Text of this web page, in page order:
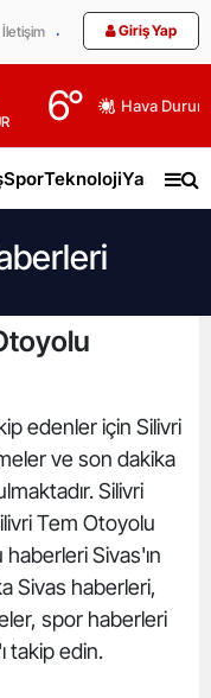
İletişim Giriş Yap
6° Hava
SporTeknolojiYaşam
edenler için Silivri
ve son dakika
Silivri
Tem Otoyolu
Sivas'ın
Sivas haberleri,
spor haberleri
takip edin.